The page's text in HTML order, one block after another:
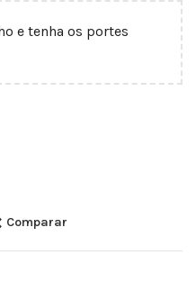
e tenha os portes
Comparar